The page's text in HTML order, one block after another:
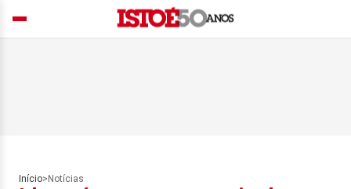
Início> Notícias